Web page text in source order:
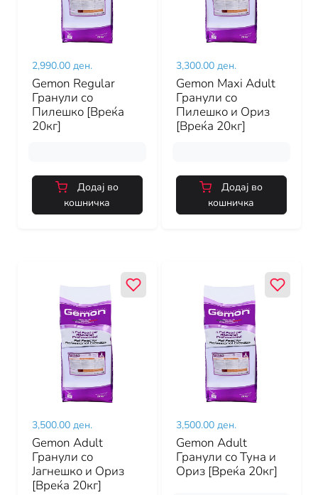
2,990.00 ден.
Gemon Regular
Гранули со
Пилешко [Вреќа
20кг]
Додај во
кошничка
3,300.00 ден.
Gemon Maxi Adult
Гранули со
Пилешко и Ориз
[Вреќа 20кг]
Додај во
кошничка
3,500.00 ден.
Gemon Adult
Гранули со
Јагнешко и Ориз
[Вреќа 20кг]
3,500.00 ден.
Gemon Adult
Гранули со Туна и
Ориз [Вреќа 20кг]